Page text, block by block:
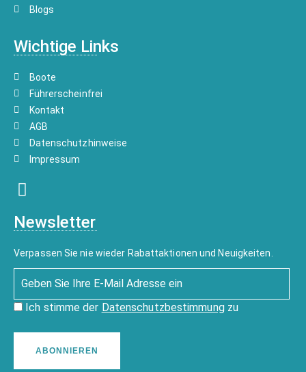
Blogs
Wichtige Links
Boote
Führerscheinfrei
Kontakt
AGB
Datenschutzhinweise
Impressum
Newsletter
Verpassen Sie nie wieder Rabattaktionen und Neuigkeiten.
Ich stimme der Datenschutzbestimmungzu
ABONNIEREN